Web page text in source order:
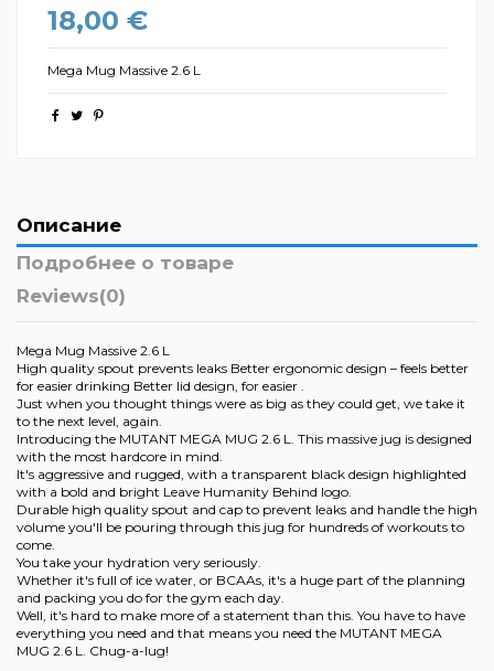
18,00 €
Mega Mug Massive 2.6 L
Описание
Подробнее о товаре
Reviews(0)
Mega Mug Massive 2.6 L
High quality spout prevents leaks Better ergonomic design – feels better
for easier drinking Better lid design, for easier .
Just when you thought things were as big as they could get, we take it
to the next level, again.
Introducing the MUTANT MEGA MUG 2.6 L. This massive jug is designed
with the most hardcore in mind.
It's aggressive and rugged, with a transparent black design highlighted
with a bold and bright Leave Humanity Behind logo.
Durable high quality spout and cap to prevent leaks and handle the high
volume you'll be pouring through this jug for hundreds of workouts to
come.
You take your hydration very seriously.
Whether it's full of ice water, or BCAAs, it's a huge part of the planning
and packing you do for the gym each day.
Well, it's hard to make more of a statement than this. You have to have
everything you need and that means you need the MUTANT MEGA
MUG 2.6 L. Chug-a-lug!